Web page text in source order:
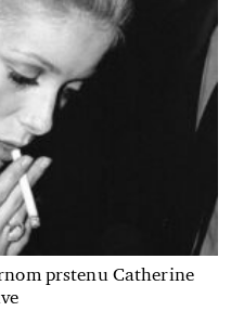
prstenu Catherine